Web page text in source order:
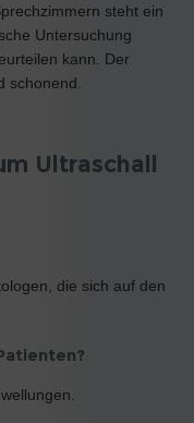
steht ein
Untersuchung
kann. Der
schonend.
Ultraschall
die sich auf den